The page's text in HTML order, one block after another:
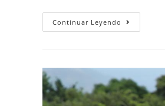
Continuar Leyendo